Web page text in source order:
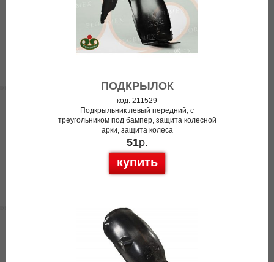
ПОДКРЫЛОК
код: 211529
Подкрыльник левый передний, с
треугольником под бампер, защита колесной
арки, защита колеса
51р.
купить